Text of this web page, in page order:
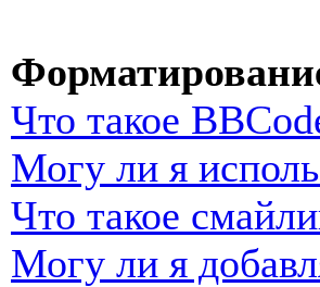
Что такое
Могу ли я
Что такое
Могу ли я